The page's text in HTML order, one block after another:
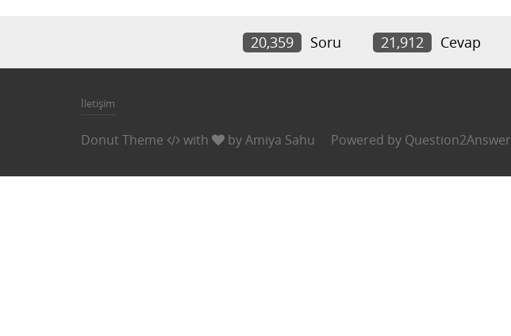
20,359 Soru 21,912 Cevap
İletişim
Donut Theme with byAmiya Sahu Powered by Question2Answer